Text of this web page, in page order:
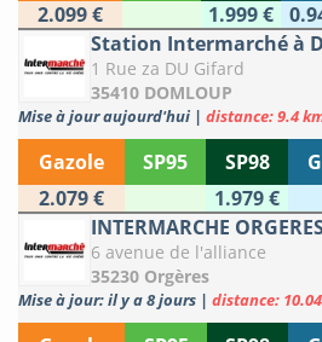
2.099 €
1.999 €
Station Intermarché à
1 Rue za DU Gifard
35410 DOMLOUP
Mise à jour aujourd'hui | distance: 9.4
Gazole SP95 SP98
2.079 €
1.979 €
INTERMARCHE
6 avenue de l'alliance
35230 Orgères
Mise à jour: il y a 8 jours | distance: